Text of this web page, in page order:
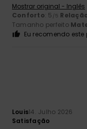
Mostrar original - Inglês
Conforto: 5 /5
Tamanho perfeito
Eu recomendo
Louis14. Julho 2026
Satisfação